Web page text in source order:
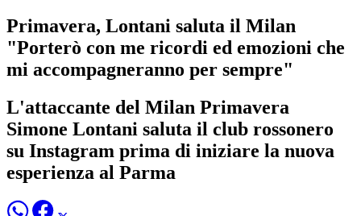
Primavera, Lontani saluta il Milan
"Porterò con me ricordi ed emozioni che
mi accompagneranno per sempre"
L'attaccante del Milan Primavera
Simone Lontani saluta il club rossonero
su Instagram prima di iniziare la nuova
esperienza al Parma